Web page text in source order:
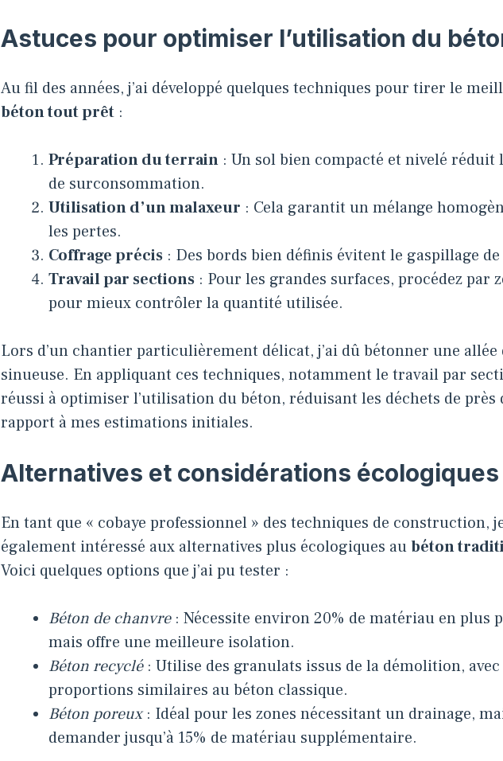
Astuces pour optimiser l’utilisation du
Au fil des années, j’ai développé quelques techniques pour tirer le
béton tout prêt :
Préparation du terrain : Un sol bien compacté et nivelé réduit
de surconsommation.
Utilisation d’un malaxeur : Cela garantit un mélange
les pertes.
Coffrage précis : Des bords bien définis évitent le gaspillage
Travail par sections : Pour les grandes surfaces, procédez par
pour mieux contrôler la quantité utilisée.
Lors d’un chantier particulièrement délicat, j’ai dû bétonner une
sinueuse. En appliquant ces techniques, notamment le travail par
réussi à optimiser l’utilisation du béton, réduisant les déchets de près
rapport à mes estimations initiales.
Alternatives et considérations écologiques
En tant que « cobaye professionnel » des techniques de construction,
également intéressé aux alternatives plus écologiques aubéton
Voici quelques options que j’ai pu tester :
Béton de chanvre: Nécessite environ 20% de matériau en plus
mais offre une meilleure isolation.
Béton recyclé: Utilise des granulats issus de la démolition, avec
proportions similaires au béton classique.
Béton poreux: Idéal pour les zones nécessitant un drainage,
demander jusqu’à 15% de matériau supplémentaire.